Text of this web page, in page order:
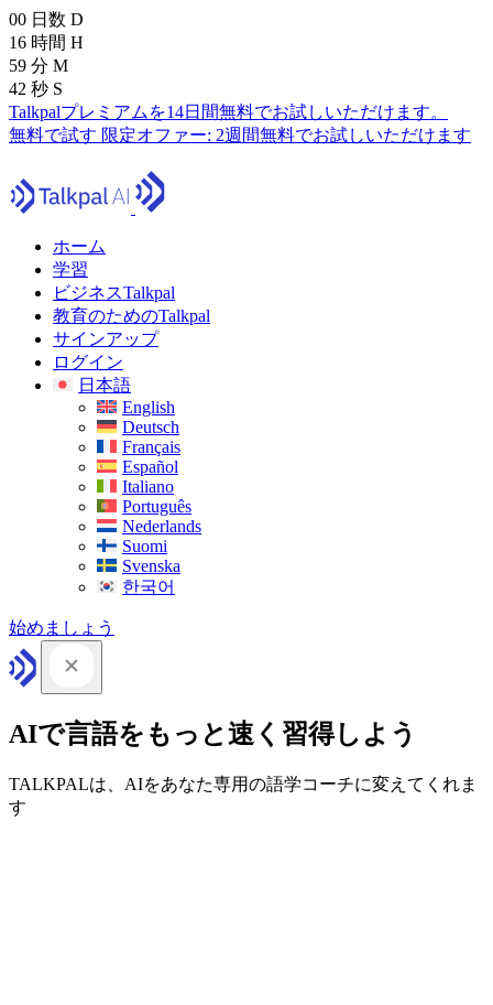
00 日数 D
16 時間 H
59 分 M
40 秒 S
Talkpalプレミアムを14日間無料でお試しいただけます。
無料で試す 限定オファー: 2週間無料でお試しいただけます
ホーム
学習
ビジネスTalkpal
教育のためのTalkpal
サインアップ
ログイン
日本語
English
Deutsch
Français
Español
Italiano
Português
Nederlands
Suomi
Svenska
한국어
始めましょう
AIで言語をもっと速く習得しよう
TALKPALは、AIをあなた専用の語学コーチに変えてくれま
す